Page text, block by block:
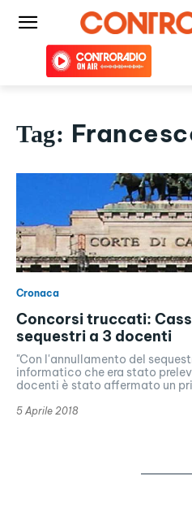
Tag:
Cronaca
Concorsi truccati:
sequestri a 3 docenti
"Con l'annullamento del
informatico che era stato
docenti è stato affermato un
5 Aprile 2018